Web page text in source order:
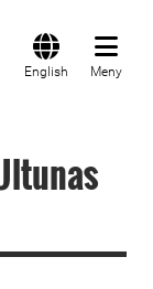
English Meny